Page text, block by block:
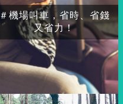
＃機場叫車，省時、省錢
又省力！